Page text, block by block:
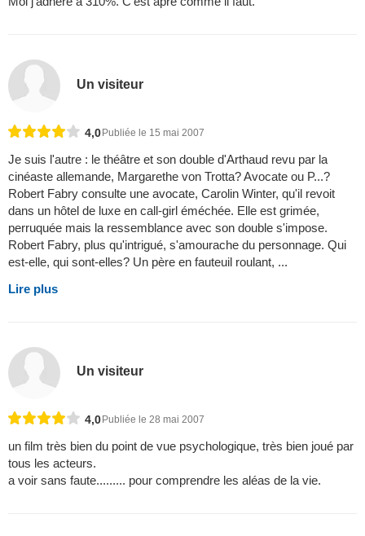
Un visiteur
4,0Publiée le 15 mai 2007
Je suis l'autre : le théâtre et son double d'Arthaud revu par la
cinéaste allemande, Margarethe von Trotta? Avocate ou P...?
Robert Fabry consulte une avocate, Carolin Winter, qu'il revoit
dans un hôtel de luxe en call-girl éméchée. Elle est grimée,
perruquée mais la ressemblance avec son double s'impose.
Robert Fabry, plus qu'intrigué, s'amourache du personnage. Qui
est-elle, qui sont-elles? Un père en fauteuil roulant, ...
Lire plus
Un visiteur
4,0 Publiée le 28 mai 2007
un film très bien du point de vue psychologique, très bien joué par
tous les acteurs.
a voir sans faute......... pour comprendre les aléas de la vie.